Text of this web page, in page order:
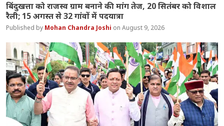
बिंदुखत्ता को राजस्व ग्राम बनाने की मांग तेज, 20 सितंबर को विशाल
रैली; 15 अगस्त से 32 गांवों में पदयात्रा
Mohan Chandra Joshi August 9, 2026